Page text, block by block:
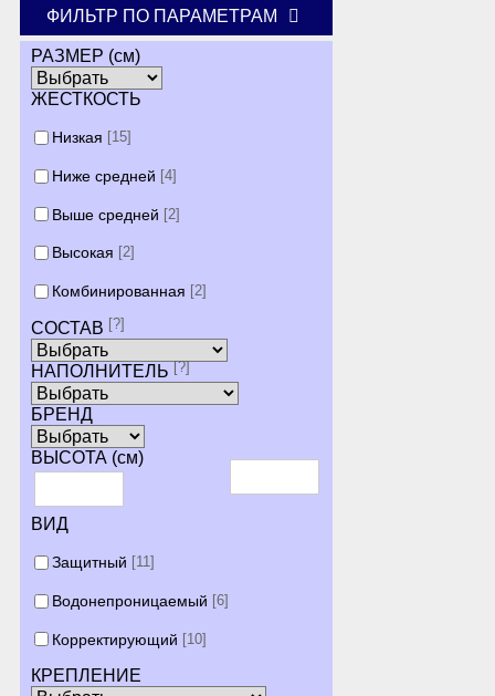
ФИЛЬТР ПО ПАРАМЕТРАМ
РАЗМЕР (см)
ЖЕСТКОСТЬ
Низкая [15]
Ниже средней [4]
Выше средней [2]
Высокая [2]
Комбинированная [2]
СОСТАВ [?]
НАПОЛНИТЕЛЬ [?]
БРЕНД
ВЫСОТА (см)
ВИД
Защитный [11]
Водонепроницаемый [6]
Корректирующий [10]
КРЕПЛЕНИЕ